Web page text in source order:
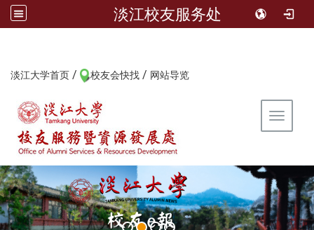
淡江校友服务处
淡江大学首页 / 校友会快找 / 网站导览
Toggle